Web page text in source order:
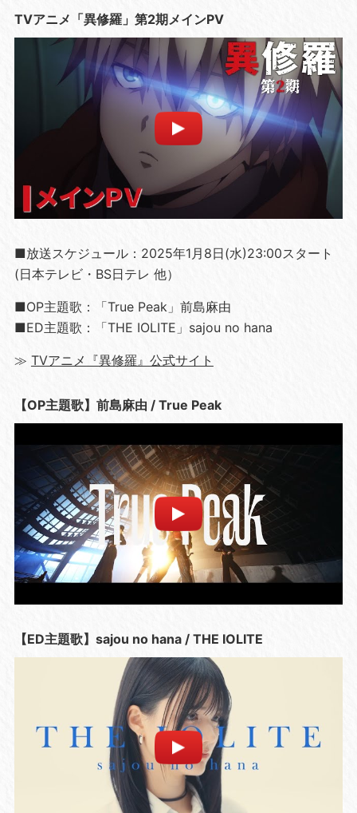
TVアニメ「異修羅」第2期メインPV
■放送スケジュール：2025年1月8日(水)23:00スタート
(日本テレビ・BS日テレ 他）
■OP主題歌：「True Peak」前島麻由
■ED主題歌：「THE IOLITE」sajou no hana
≫ TVアニメ『異修羅』公式サイト
【OP主題歌】前島麻由 / True Peak
【ED主題歌】sajou no hana / THE IOLITE